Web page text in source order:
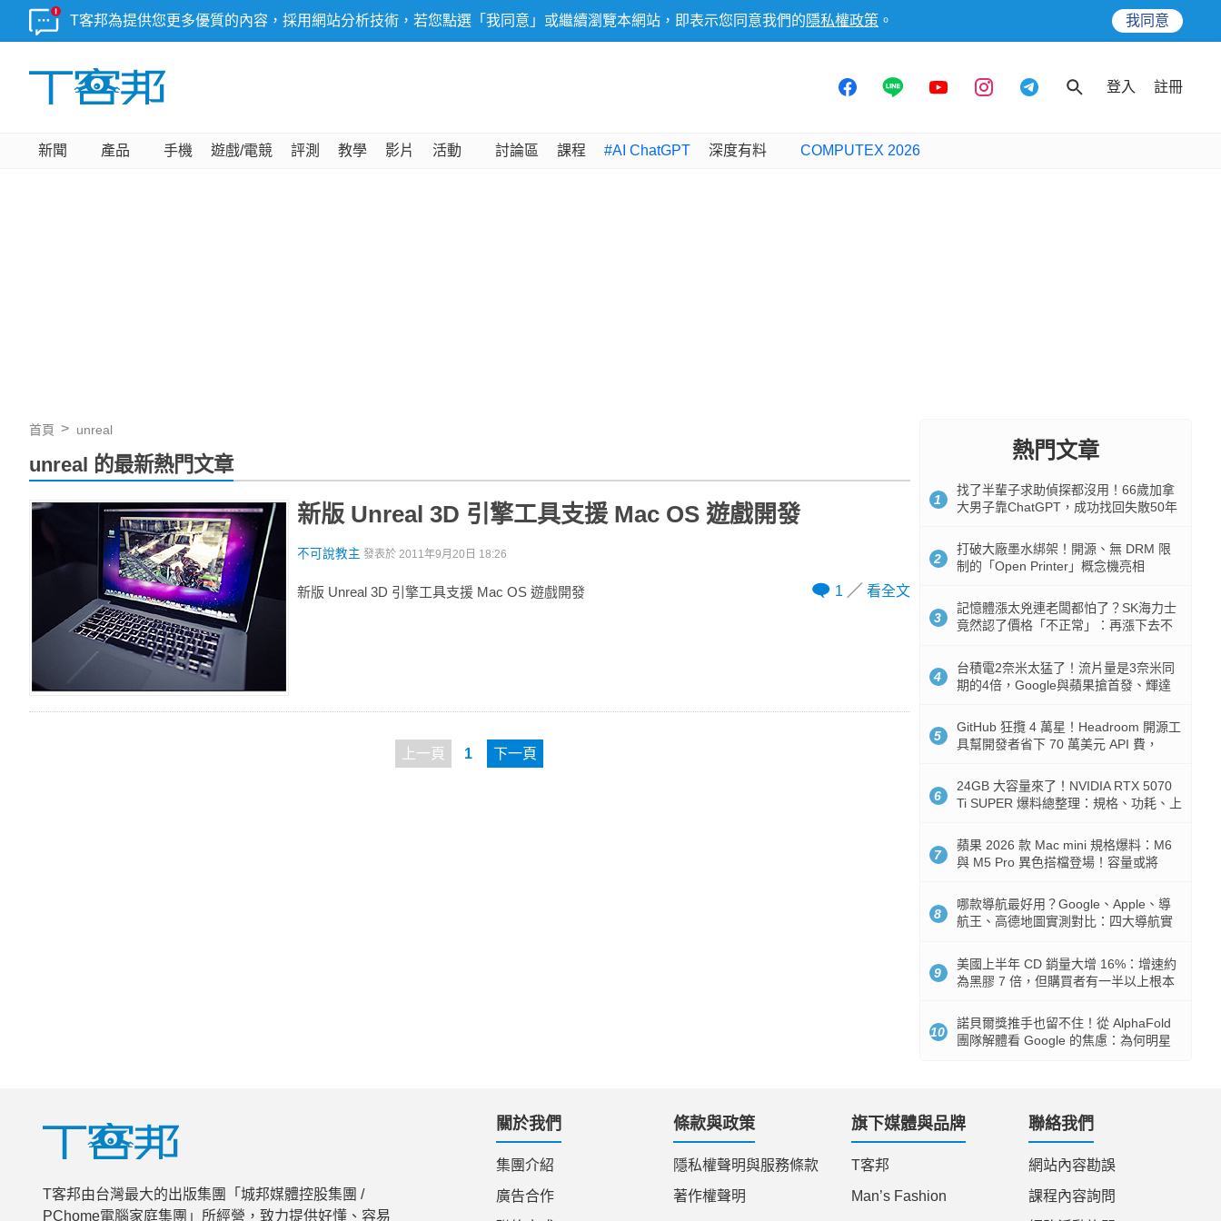
T客邦為提供您更多優質的內容，採用網站分析技術，若您點選「我同意」或繼續瀏覽本網站，即表示您同意我們的 隱私權政策 。 我同意
登入 註冊
新聞 產品 手機 遊戲/電競 評測 教學 影片 活動 討論區 課程 #AI ChatGPT 深度有料 COMPUTEX 2026
首頁 unreal
unreal 的最新熱門文章
新版 Unreal 3D 引擎工具支援 Mac OS 遊戲開發
不可說教主 發表於 2011年9月20日 18:26
新版 Unreal 3D 引擎工具支援 Mac OS 遊戲開發 1 看全文
上一頁 1 下一頁
熱門文章
1
找了半輩子求助偵探都沒用！66歲加拿
大男子靠ChatGPT，成功找回失散50年
2
打破大廠墨水綁架！開源、無 DRM 限
制的「Open Printer」概念機亮相
3
記憶體漲太兇連老闆都怕了？SK海力士
竟然認了價格「不正常」：再漲下去不
4
台積電2奈米太猛了！流片量是3奈米同
期的4倍，Google與蘋果搶首發、輝達
5
GitHub 狂攬 4 萬星！Headroom 開源工
具幫開發者省下 70 萬美元 API 費，
6
24GB 大容量來了！NVIDIA RTX 5070
Ti SUPER 爆料總整理：規格、功耗、上
7
蘋果 2026 款 Mac mini 規格爆料：M6
與 M5 Pro 異色搭檔登場！容量或將
8
哪款導航最好用？Google、Apple、導
航王、高德地圖實測對比：四大導航實
9
美國上半年 CD 銷量大增 16%：增速約
為黑膠 7 倍，但購買者有一半以上根本
10
諾貝爾獎推手也留不住！從 AlphaFold
團隊解體看 Google 的焦慮：為何明星
T客邦由台灣最大的出版集團「城邦媒體控股集團 /
PChome電腦家庭集團」所經營，致力提供好懂、容易
關於我們
集團介紹
廣告合作
條款與政策
隱私權聲明與服務條款
著作權聲明
旗下媒體與品牌
T客邦
Man’s Fashion
聯絡我們
網站內容勘誤
課程內容詢問